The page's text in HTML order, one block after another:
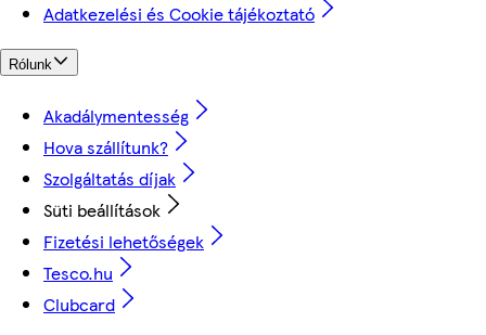
Adatkezelési és Cookie tájékoztató
Rólunk
Akadálymentesség
Hova szállítunk?
Szolgáltatás díjak
Süti beállítások
Fizetési lehetőségek
Tesco.hu
Clubcard